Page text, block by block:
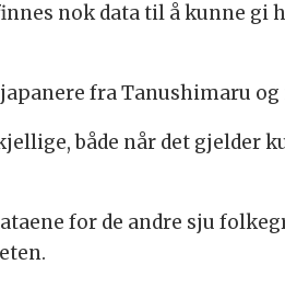
nok data til å kunne gi
fra Tanushimaru
både når det gjelder
for de andre sju